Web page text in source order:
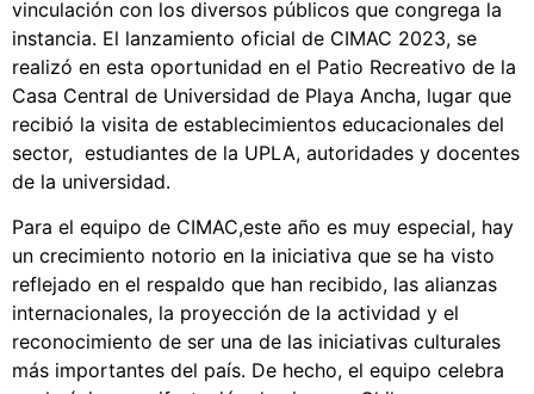
vinculación con los diversos públicos que congrega la
instancia. El lanzamiento oficial de CIMAC 2023, se
realizó en esta oportunidad en el Patio Recreativo de la
Casa Central de Universidad de Playa Ancha, lugar que
recibió la visita de establecimientos educacionales del
sector, estudiantes de la UPLA, autoridades y docentes
de la universidad.
Para el equipo de CIMAC,este año es muy especial, hay
un crecimiento notorio en la iniciativa que se ha visto
reflejado en el respaldo que han recibido, las alianzas
internacionales, la proyección de la actividad y el
reconocimiento de ser una de las iniciativas culturales
más importantes del país. De hecho, el equipo celebra